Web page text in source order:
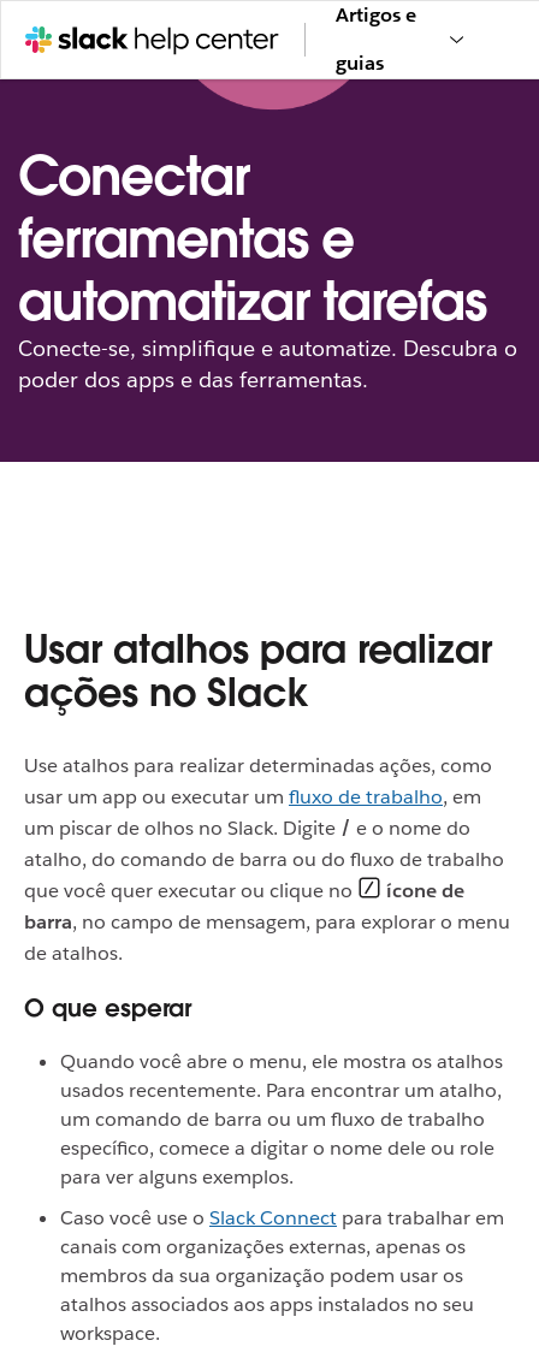
Artigos e
guias
Conectar
ferramentas e
automatizar tarefas
Conecte-se, simplifique e automatize. Descubra o
poder dos apps e das ferramentas.
Usar atalhos para realizar
ações no Slack
Use atalhos para realizar determinadas ações, como
usar um app ou executar um fluxo de trabalho, em
um piscar de olhos no Slack. Digite / e o nome do
atalho, do comando de barra ou do fluxo de trabalho
que você quer executar ou clique no
ícone de
barra, no campo de mensagem, para explorar o menu
de atalhos.
O que esperar
Quando você abre o menu, ele mostra os atalhos
usados recentemente. Para encontrar um atalho,
um comando de barra ou um fluxo de trabalho
específico, comece a digitar o nome dele ou role
para ver alguns exemplos.
Caso você use o Slack Connect para trabalhar em
canais com organizações externas, apenas os
membros da sua organização podem usar os
atalhos associados aos apps instalados no seu
workspace.